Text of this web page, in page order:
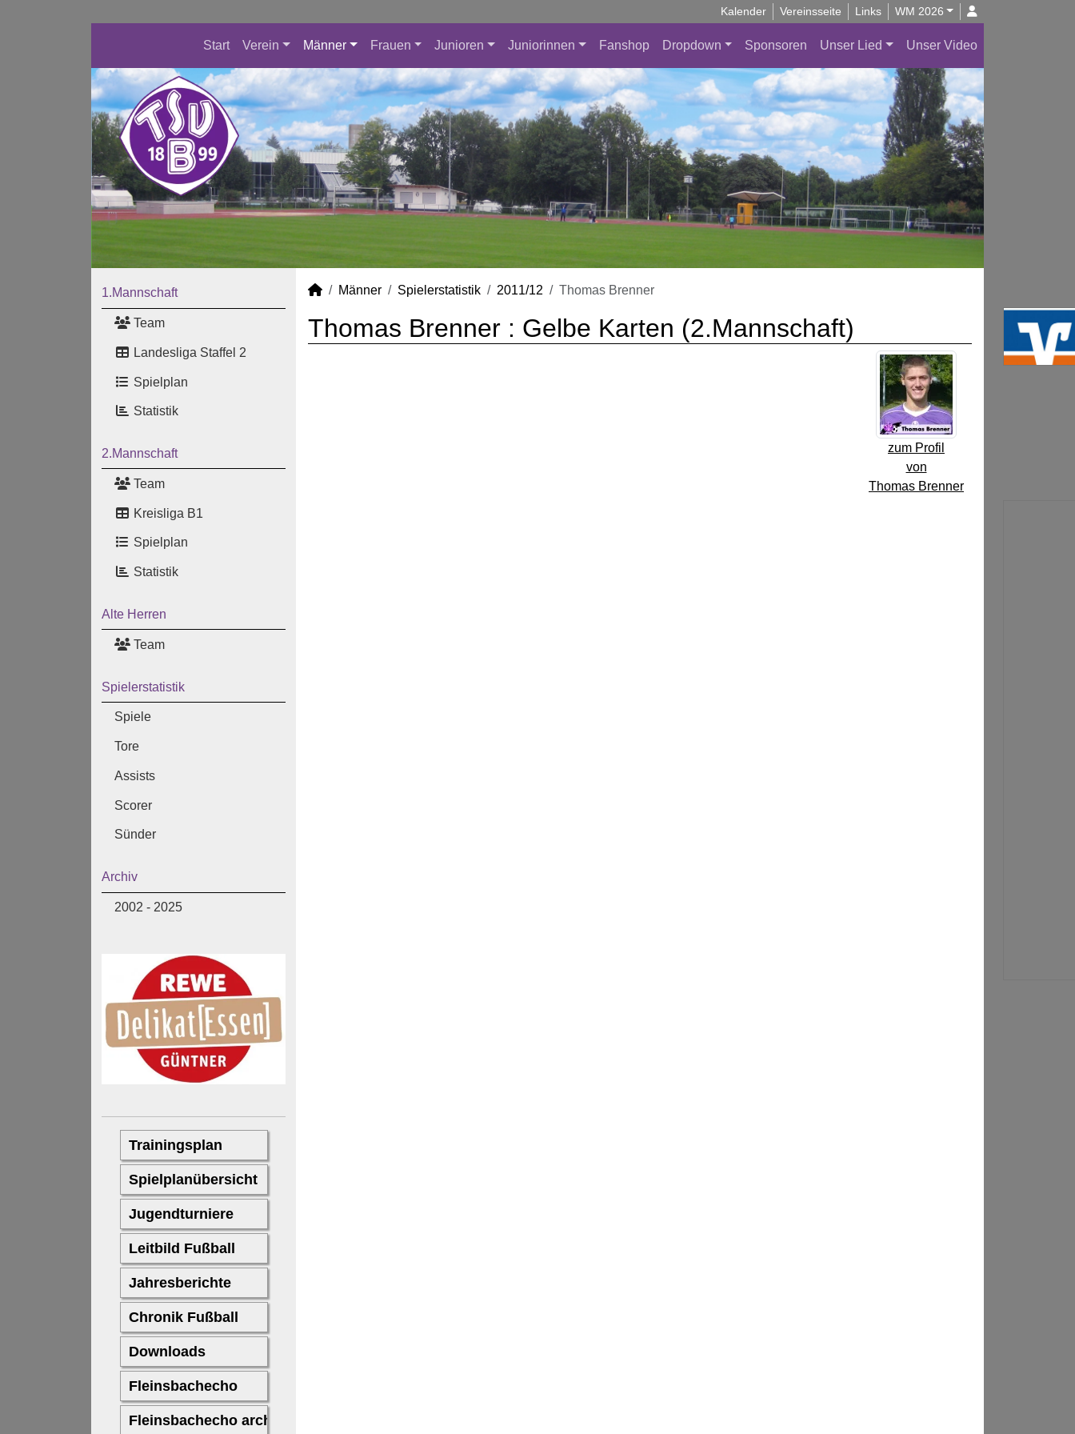
Kalender Vereinsseite Links WM 2026
Start Verein Männer Frauen Junioren Juniorinnen Fanshop Dropdown Sponsoren Unser Lied Unser Video
1.Mannschaft
Team
Landesliga Staffel 2
Spielplan
Statistik
2.Mannschaft
Team
Kreisliga B1
Spielplan
Statistik
Alte Herren
Team
Spielerstatistik
Spiele
Tore
Assists
Scorer
Sünder
Archiv
2002 - 2025
Männer Spielerstatistik 2011/12 Thomas Brenner
Thomas Brenner : Gelbe Karten (2.Mannschaft)
zum Profil
von
Thomas Brenner